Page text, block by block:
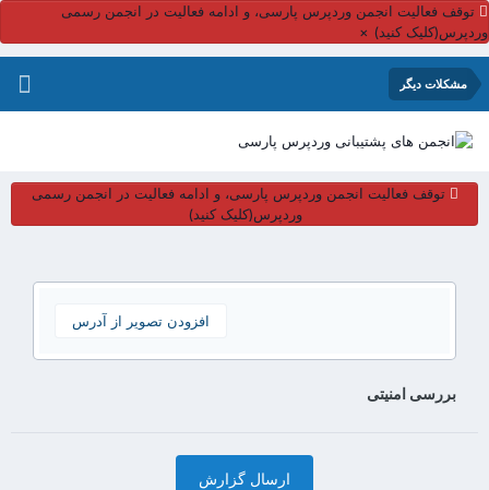
توقف فعالیت انجمن وردپرس پارسی، و ادامه فعالیت در انجمن رسمی
وردپرس(کلیک کنید) ×
مشکلات دیگر
توقف فعالیت انجمن وردپرس پارسی، و ادامه فعالیت در انجمن رسمی
وردپرس(کلیک کنید)
افزودن تصویر از آدرس
بررسی امنیتی
ارسال گزارش